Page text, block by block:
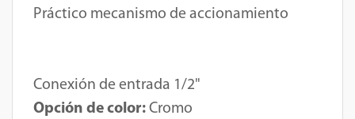
Práctico mecanismo de accionamiento
Conexión de entrada 1/2"
Opción de color: Cromo